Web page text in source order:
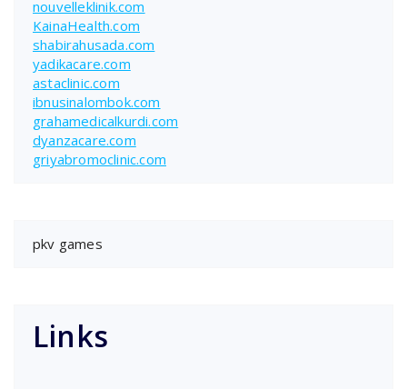
nouvelleklinik.com
KainaHealth.com
shabirahusada.com
yadikacare.com
astaclinic.com
ibnusinalombok.com
grahamedicalkurdi.com
dyanzacare.com
griyabromoclinic.com
pkv games
Links